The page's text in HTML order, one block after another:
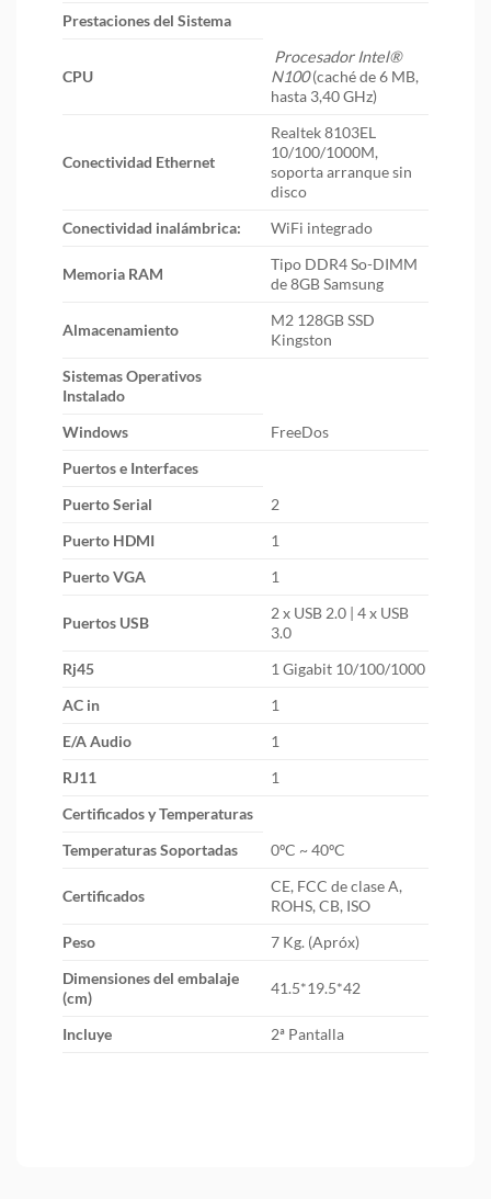
Prestaciones del Sistema
CPU
Procesador Intel®
N100(caché de 6 MB,
hasta 3,40 GHz)
Conectividad Ethernet
Realtek 8103EL
10/100/1000M,
soporta arranque sin
disco
Conectividad inalámbrica:
WiFi integrado
Memoria RAM
Tipo DDR4 So-DIMM
de 8GB Samsung
Almacenamiento
M2 128GB SSD
Kingston
Sistemas Operativos
Instalado
Windows
FreeDos
Puertos e Interfaces
Puerto Serial
2
Puerto HDMI
1
Puerto VGA
1
Puertos USB
2 x USB 2.0 | 4 x USB
3.0
Rj45
1 Gigabit 10/100/1000
AC in
1
E/A Audio
1
RJ11
1
Certificados y Temperaturas
Temperaturas Soportadas
0ºC ~ 40ºC
Certificados
CE, FCC de clase A,
ROHS, CB, ISO
Peso
7 Kg. (Apróx)
Dimensiones del embalaje
(cm)
41.5*19.5*42
Incluye 2ª Pantalla